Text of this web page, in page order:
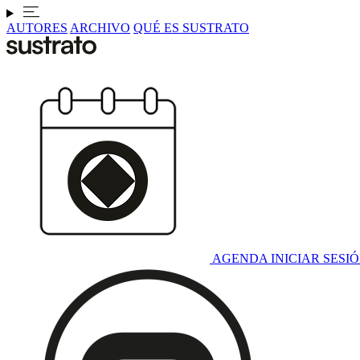
AUTORES ARCHIVO QUÉ ES SUSTRATO
AGENDA INICIAR